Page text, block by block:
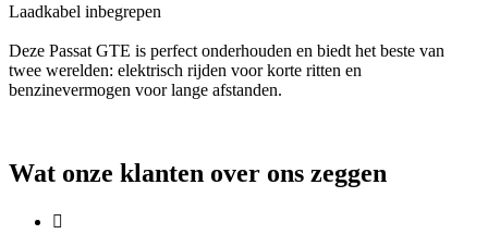
Laadkabel inbegrepen
Deze Passat GTE is perfect onderhouden en biedt het beste van
twee werelden: elektrisch rijden voor korte ritten en
benzinevermogen voor lange afstanden.
Wat onze klanten over ons zeggen